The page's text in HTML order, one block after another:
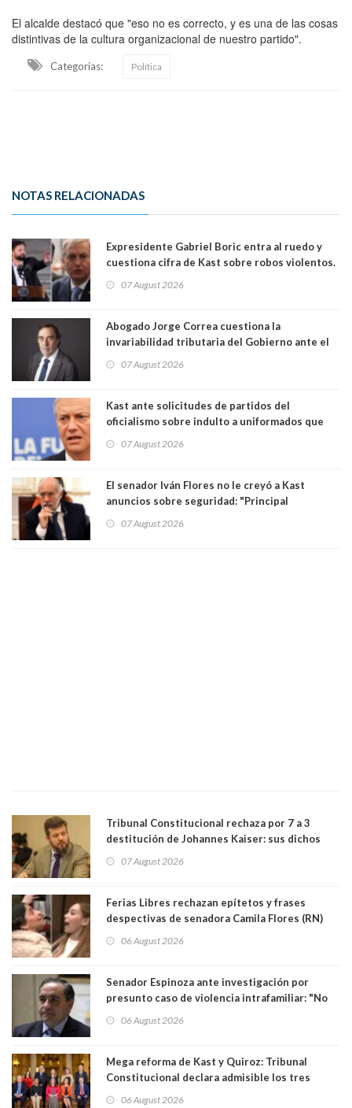
El alcalde destacó que "eso no es correcto, y es una de las cosas
distintivas de la cultura organizacional de nuestro partido".
Categorias: Política
NOTAS RELACIONADAS
Expresidente Gabriel Boric entra al ruedo y
cuestiona cifra de Kast sobre robos violentos.
07 August 2026
Abogado Jorge Correa cuestiona la
invariabilidad tributaria del Gobierno ante el
democracia” y "defendemos la alternancia en el
07 August 2026
Kast ante solicitudes de partidos del
oficialismo sobre indulto a uniformados que
07 August 2026
El senador Iván Flores no le creyó a Kast
anuncios sobre seguridad: "Principal
perseguir ruta del dinero y levantar secreto
07 August 2026
Tribunal Constitucional rechaza por 7 a 3
destitución de Johannes Kaiser: sus dichos
justicia constitucional porque no es diputado
07 August 2026
Ferias Libres rechazan epítetos y frases
despectivas de senadora Camila Flores (RN)
06 August 2026
Senador Espinoza ante investigación por
presunto caso de violencia intrafamiliar: "No
antecedentes a Tribunal Supremo
06 August 2026
Mega reforma de Kast y Quiroz: Tribunal
Constitucional declara admisible los tres
06 August 2026